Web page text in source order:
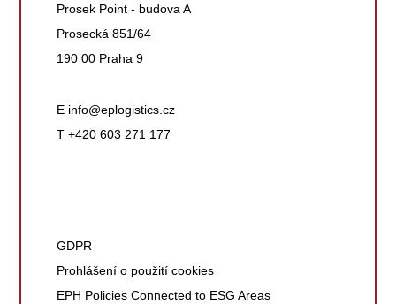
Prosek Point - budova A
Prosecká 851/64
190 00 Praha 9
E info@eplogistics.cz
T +420 603 271 177
GDPR
Prohlášení o použití cookies
EPH Policies Connected to ESG Areas